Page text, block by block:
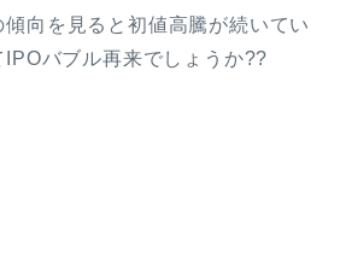
向を見ると初値高騰が続いてい
IPOバブル再来でしょうか??